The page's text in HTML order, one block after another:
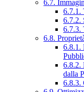
6.7.
6.7.1.
6.7.2.
6.7.3.
6.8.
6.8.1.
6.8.2.
dalla
6.8.3.